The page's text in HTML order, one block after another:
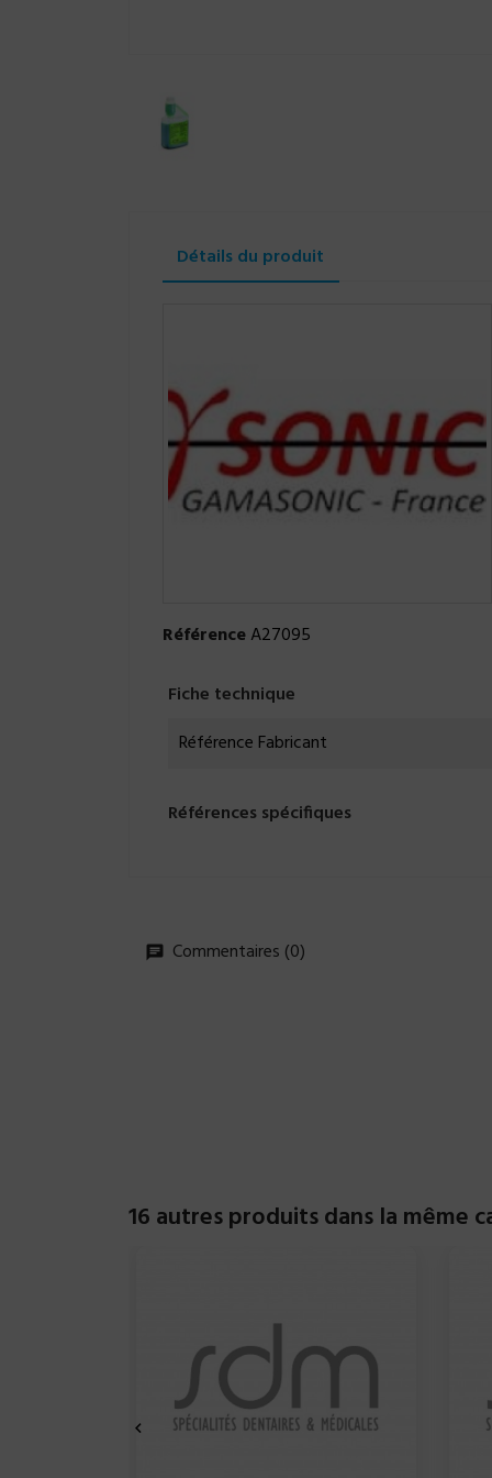
Détails du produit
RéférenceA27095
Fiche technique
Référence Fabricant
Références spécifiques
Commentaires (0)
16 autres produits dans la même
